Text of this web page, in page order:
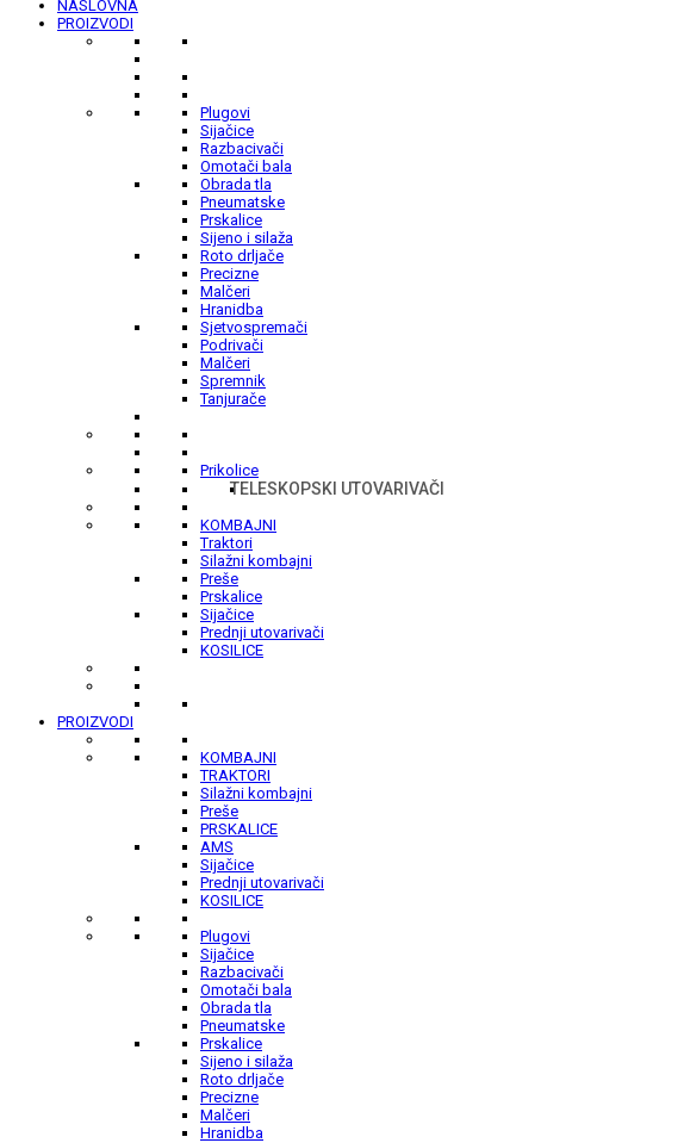
NASLOVNA
PROIZVODI
Plugovi
Sijačice
Razbacivači
Omotači bala
Obrada tla
Pneumatske
Prskalice
Sijeno i silaža
Roto drljače
Precizne
Malčeri
Hranidba
Sjetvospremači
Podrivači
Malčeri
Spremnik
Tanjurače
Prikolice
TELESKOPSKI UTOVARIVAČI
KOMBAJNI
Traktori
Silažni kombajni
Preše
Prskalice
Sijačice
Prednji utovarivači
KOSILICE
PROIZVODI
KOMBAJNI
TRAKTORI
Silažni kombajni
Preše
PRSKALICE
AMS
Sijačice
Prednji utovarivači
KOSILICE
Plugovi
Sijačice
Razbacivači
Omotači bala
Obrada tla
Pneumatske
Prskalice
Sijeno i silaža
Roto drljače
Precizne
Malčeri
Hranidba